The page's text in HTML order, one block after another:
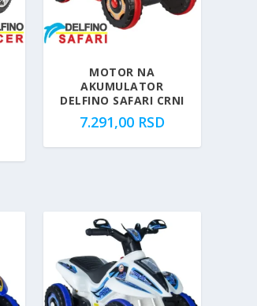
5.00
MOTOR NA
AKUMULATOR
DELFINO SAFARI CRNI
7.291,00 RSD